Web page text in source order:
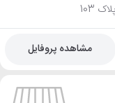
103
مشاهده پروفایل